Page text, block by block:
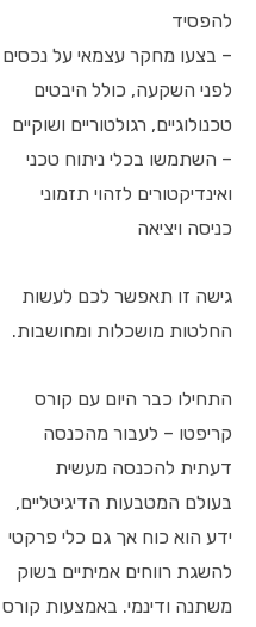
להפסיד
– בצעו מחקר עצמאי על נכסים
לפני השקעה, כולל היבטים
טכנולוגיים, רגולטוריים ושוקיים
– השתמשו בכלי ניתוח טכני
ואינדיקטורים לזהוי תזמוני
כניסה ויציאה
גישה זו תאפשר לכם לעשות
החלטות מושכלות ומחושבות.
התחילו כבר היום עם קורס
קריפטו – לעבור מהכנסה
דעתית להכנסה מעשית
בעולם המטבעות הדיגיטליים,
ידע הוא כוח אך גם כלי פרקטי
להשגת רווחים אמיתיים בשוק
משתנה ודינמי. באמצעות קורס